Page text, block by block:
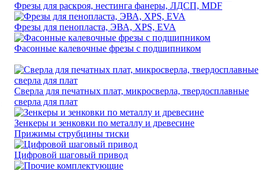
Фрезы для раскроя, нестинга фанеры, ЛДСП, MDF
Фрезы для пенопласта, ЭВА, XPS, EVA
Фасонные калевочные фрезы с подшипником
Сверла для печатных плат, микросверла, твердосплавные
сверла для плат
Зенкеры и зенковки по металлу и древесине
Прижимы струбцины тиски
Цифровой шаговый привод